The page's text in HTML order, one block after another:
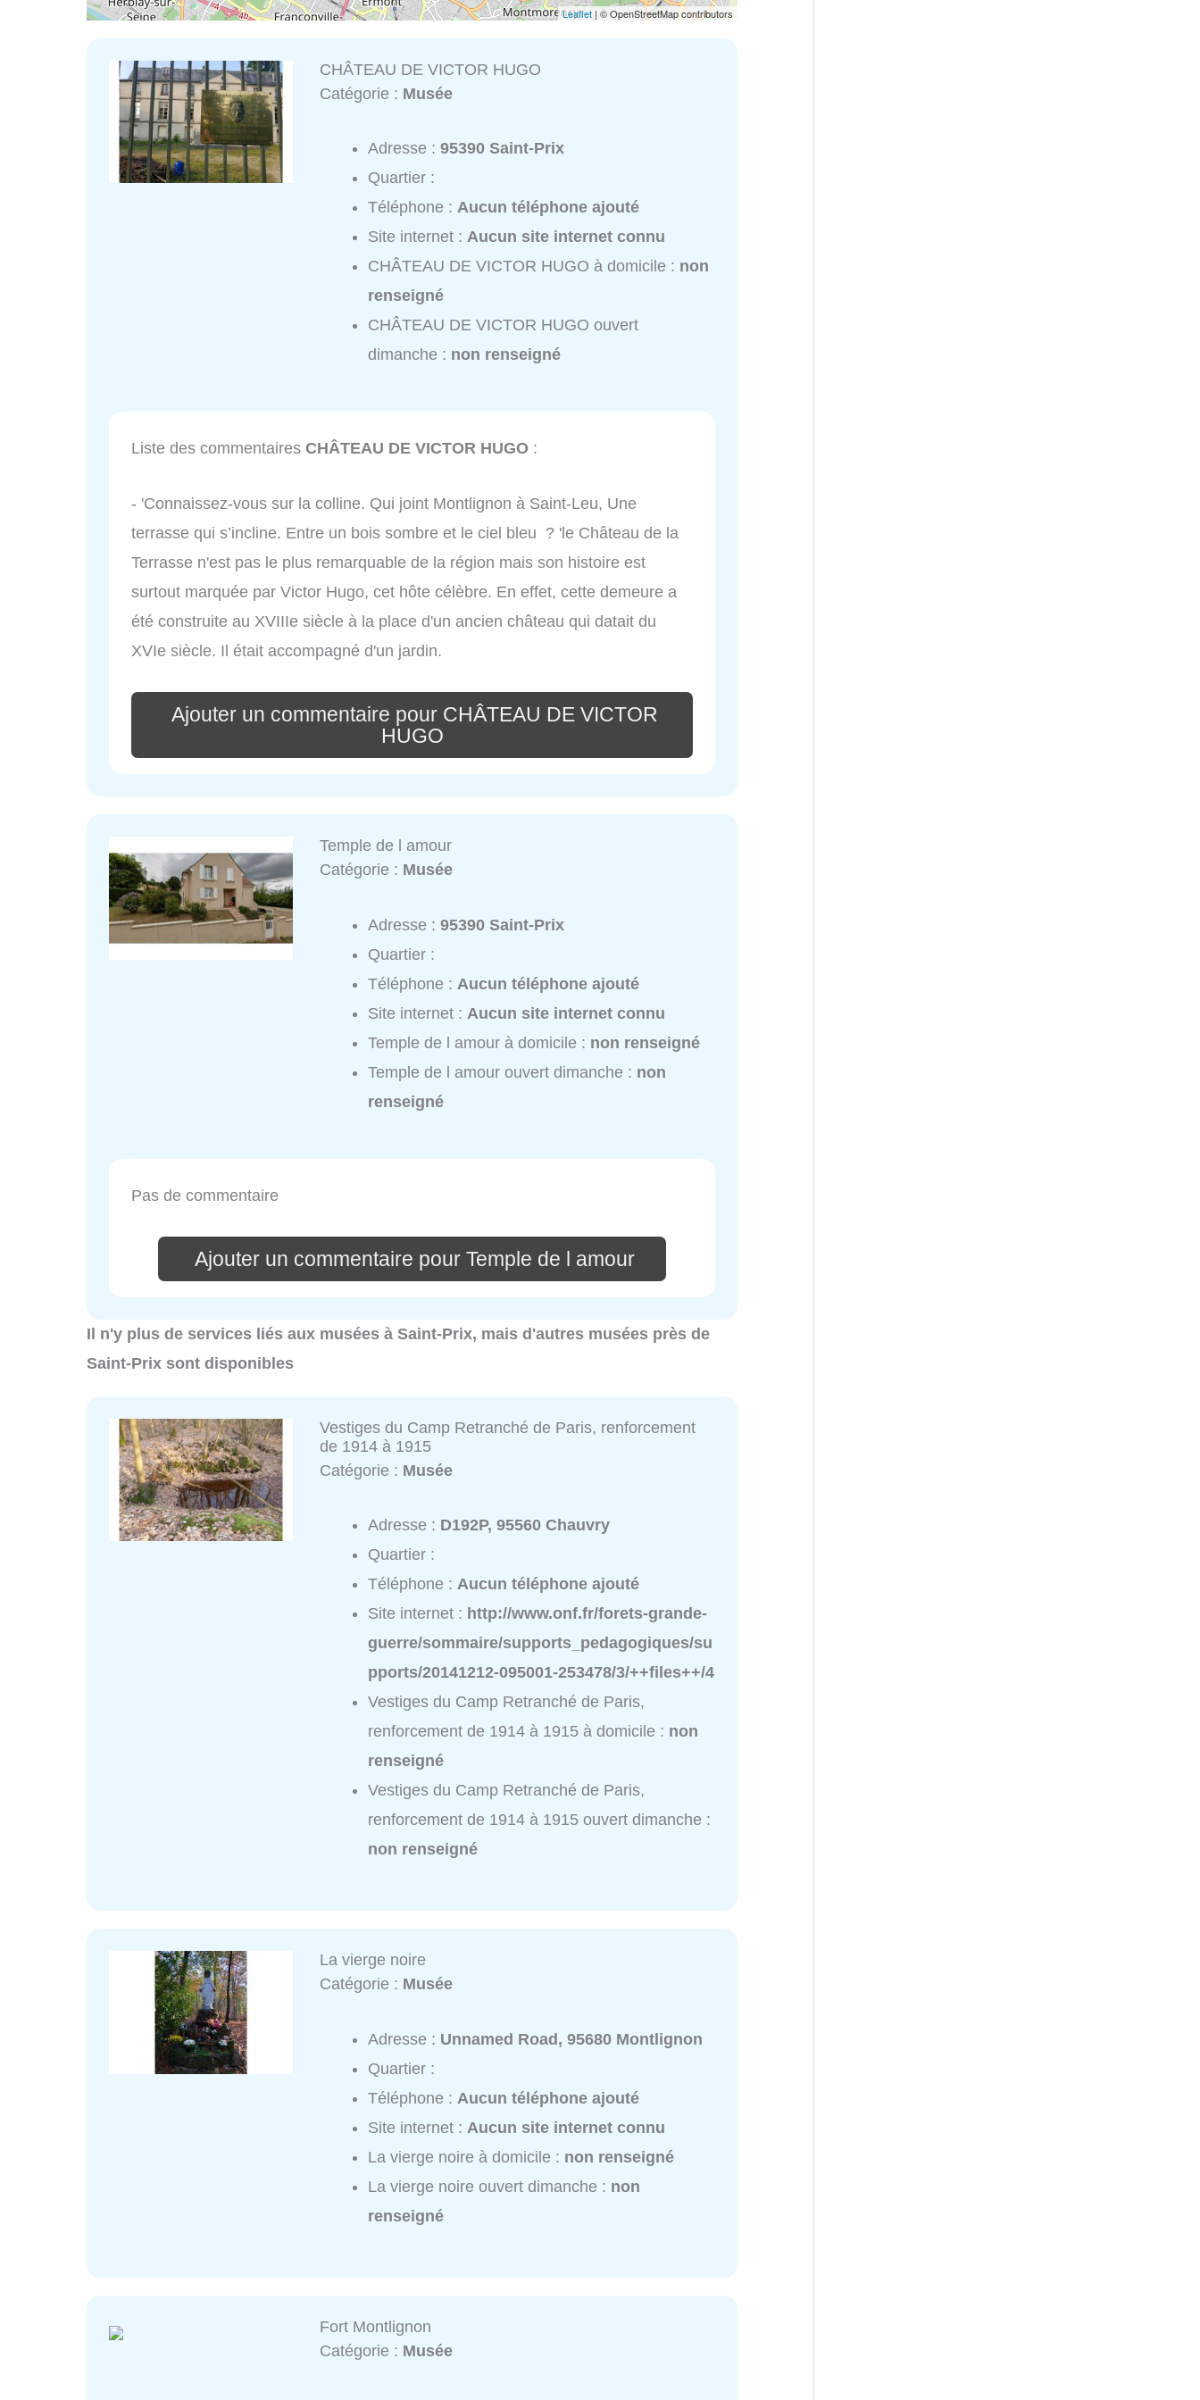
Leaflet | © OpenStreetMap contributors
CHÂTEAU DE VICTOR HUGO
Catégorie : Musée
Adresse :95390 Saint-Prix
Quartier :
Téléphone :Aucun téléphone ajouté
Site internet :Aucun site internet connu
CHÂTEAU DE VICTOR HUGO à domicile : non
renseigné
CHÂTEAU DE VICTOR HUGO ouvert
dimanche : non renseigné
Liste des commentaires CHÂTEAU DE VICTOR HUGO :
- 'Connaissez-vous sur la colline. Qui joint Montlignon à Saint-Leu, Une
terrasse qui s’incline. Entre un bois sombre et le ciel bleu ? 'le Château de la
Terrasse n'est pas le plus remarquable de la région mais son histoire est
surtout marquée par Victor Hugo, cet hôte célèbre. En effet, cette demeure a
été construite au XVIIIe siècle à la place d'un ancien château qui datait du
XVIe siècle. Il était accompagné d'un jardin.
Ajouter un commentaire pour CHÂTEAU DE VICTOR
HUGO
Temple de l amour
Catégorie : Musée
Adresse :95390 Saint-Prix
Quartier :
Téléphone : Aucun téléphone ajouté
Site internet : Aucun site internet connu
Temple de l amour à domicile : non renseigné
Temple de l amour ouvert dimanche : non
renseigné
Pas de commentaire
Ajouter un commentaire pour Temple de l amour
Il n'y plus de services liés aux musées à Saint-Prix, mais d'autres musées près de
Saint-Prix sont disponibles
Vestiges du Camp Retranché de Paris, renforcement
de 1914 à 1915
Catégorie : Musée
Adresse : D192P, 95560 Chauvry
Quartier :
Téléphone :Aucun téléphone ajouté
Site internet : http://www.onf.fr/forets-grande-
guerre/sommaire/supports_pedagogiques/su
pports/20141212-095001-253478/3/++files++/4
Vestiges du Camp Retranché de Paris,
renforcement de 1914 à 1915 à domicile : non
renseigné
Vestiges du Camp Retranché de Paris,
renforcement de 1914 à 1915 ouvert dimanche :
non renseigné
La vierge noire
Catégorie : Musée
Adresse : Unnamed Road, 95680 Montlignon
Quartier :
Téléphone :Aucun téléphone ajouté
Site internet :Aucun site internet connu
La vierge noire à domicile : non renseigné
La vierge noire ouvert dimanche : non
renseigné
Fort Montlignon
Catégorie : Musée